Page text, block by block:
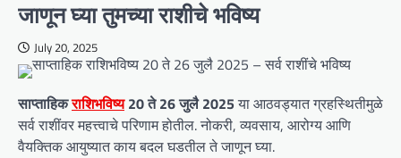
जाणून घ्या तुमच्या राशीचे भविष्य
July 20, 2025
साप्ताहिकराशिभविष्य20 ते 26 जुलै 2025या आठवड्यात ग्रहस्थितीमुळे
सर्व राशींवर महत्त्वाचे परिणाम होतील. नोकरी, व्यवसाय, आरोग्य आणि
वैयक्तिक आयुष्यात काय बदल घडतील ते जाणून घ्या.